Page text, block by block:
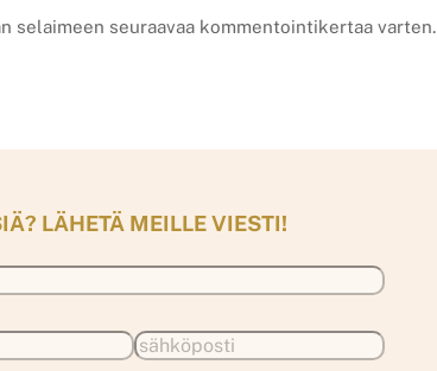
selaimeen seuraavaa kommentointikertaa varten.
LÄHETÄ MEILLE VIESTI!